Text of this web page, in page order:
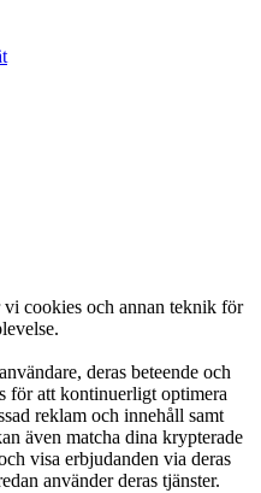
vi cookies och annan teknik för
deras beteende och
för att kontinuerligt optimera
reklam och innehåll samt
även matcha dina krypterade
visa erbjudanden via deras
använder deras tjänster.